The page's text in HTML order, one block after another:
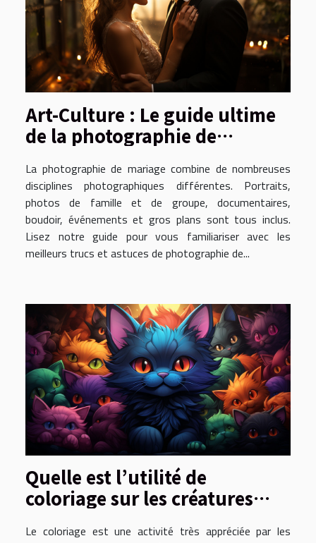
Art-Culture : Le guide ultime
de la photographie de
La photographie de mariage combine de nombreuses
disciplines photographiques différentes. Portraits,
photos de famille et de groupe, documentaires,
boudoir, événements et gros plans sont tous inclus.
Lisez notre guide pour vous familiariser avec les
meilleurs trucs et astuces de photographie de...
Quelle est l’utilité de
coloriage sur les créatures
Le coloriage est une activité très appréciée par les